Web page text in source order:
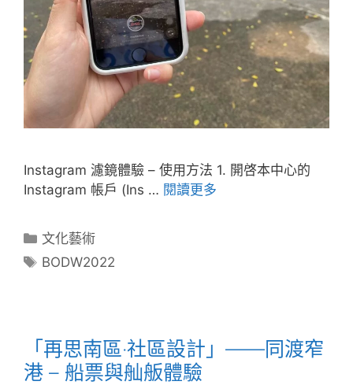
Instagram 濾鏡體驗 – 使用方法 1. 開啓本中心的
Instagram 帳戶 (Ins … 閱讀更多
文化藝術
BODW2022
「再思南區‧社區設計」——同渡窄
港 – 船票與舢舨體驗